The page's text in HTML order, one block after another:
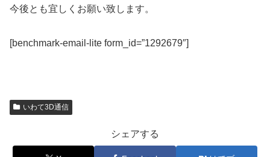
今後とも宜しくお願い致します。
[benchmark-email-lite form_id=”1292679″]
いわて3D通信
シェアする